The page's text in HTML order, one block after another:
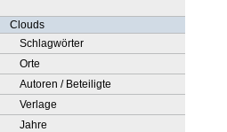
Clouds
Schlagwörter
Orte
Autoren / Beteiligte
Verlage
Jahre